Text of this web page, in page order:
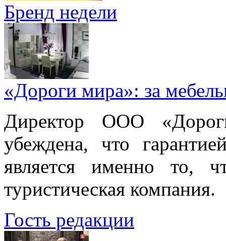
Бренд недели
«Дороги мира»: за
Директор ООО
убеждена, что
является именно то,
туристическая компания.
Гость редакции